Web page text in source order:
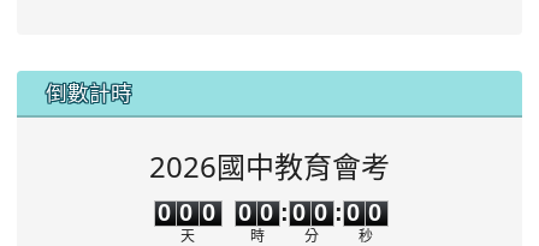
::: 倒數計時
2026國中教育會考
0 0 0
天
0
0
0
0
時
:
0
0
0
0
分
:
0
0
0
0
秒